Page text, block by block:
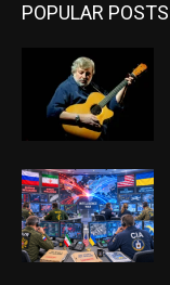
POPULAR POSTS